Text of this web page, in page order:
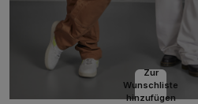
Zur
Wunschliste
hinzufügen